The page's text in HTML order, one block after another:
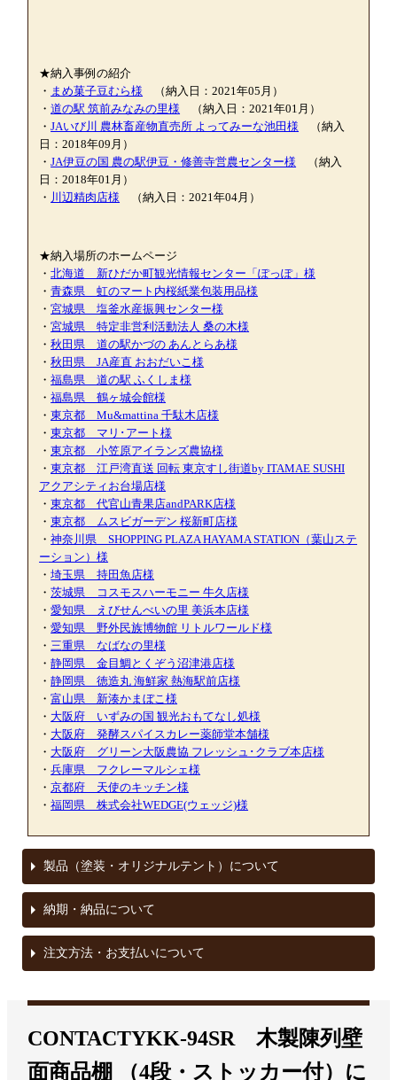
★納入事例の紹介
・ まめ菓子豆むら様 （納入日：2021年05月）
・道の駅 筑前みなみの里様 （納入日：2021年01月）
・JAいび川 農林畜産物直売所 よってみーな池田様 （納入
日：2018年09月）
・JA伊豆の国 農の駅伊豆・修善寺営農センター様 （納入
日：2018年01月）
・ 川辺精肉店様 （納入日：2021年04月）
★納入場所のホームページ
・北海道 新ひだか町観光情報センター「ぽっぽ」様
・青森県 虹のマート内桜紙業包装用品様
・宮城県 塩釜水産振興センター様
・宮城県 特定非営利活動法人 桑の木様
・秋田県 道の駅かづの あんとらあ様
・秋田県 JA産直 おおだいこ様
・福島県 道の駅 ふくしま様
・福島県 鶴ヶ城会館様
・東京都 Mu&mattina 千駄木店様
・東京都 マリ･アート様
・東京都 小笠原アイランズ農協様
・東京都 江戸湾直送 回転 東京すし街道by ITAMAE SUSHI
アクアシティお台場店様
・東京都 代官山青果店andPARK店様
・東京都 ムスビガーデン 桜新町店様
・神奈川県 SHOPPING PLAZA HAYAMA STATION（葉山ステ
ーション）様
・埼玉県 持田魚店様
・茨城県 コスモスハーモニー 牛久店様
・愛知県 えびせんべいの里 美浜本店様
・愛知県 野外民族博物館 リトルワールド様
・ 三重県 なばなの里様
・静岡県 金目鯛とくぞう沼津港店様
・静岡県 徳造丸 海鮮家 熱海駅前店様
・富山県 新湊かまぼこ様
・ 大阪府 いずみの国 観光おもてなし処様
・ 大阪府 発酵スパイスカレー薬師堂本舗様
・ 大阪府 グリーン大阪農協 フレッシュ･クラブ本店様
・兵庫県 フクレーマルシェ様
・京都府 天使のキッチン様
・福岡県 株式会社WEDGE(ウェッジ)様
arrow_right 製品（塗装・オリジナルテント）について
arrow_right 納期・納品について
arrow_right 注文方法・お支払いについて
CONTACTYKK-94SR 木製陳列壁
面商品棚 （4段・ストッカー付） に